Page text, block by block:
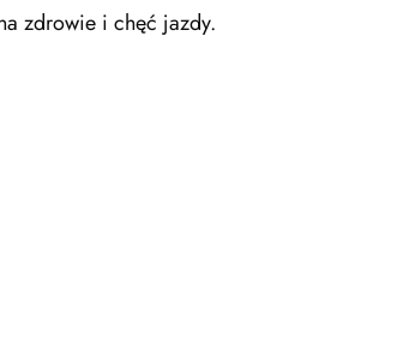
zdrowie i chęć jazdy.